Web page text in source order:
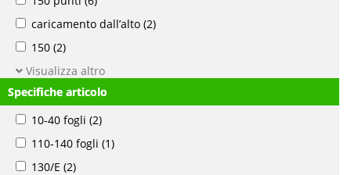
caricamento dall’alto (2)
150 (2)
Visualizza altro
Specifiche articolo
10-40 fogli (2)
110-140 fogli (1)
130/E (2)